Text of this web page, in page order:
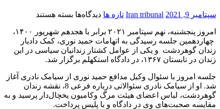
سپتامبر 9, 2021 Iran tribunal تازه ها دیدگاه‌ها برای
چهاردهمین
جلسه
دادگاه
حمید
بسته هستند
امروز پنجشنبه، نهم سپتامبر ۲۰۲١ برابر با هجدهم شهریور ۱۴۰۰،
چهاردهمین جلسه رسیدگی به اتهامات حمید نوری، کمک دادیار
زندان گوهردشت و یکی از عوامل کشتار زندانیان سیاسی در این
زندان در تابستان ۱۳۶۷، در دادگاه استكهلم برگزار شد.
جلسه امروز با سئوال وکیل مدافع حمید نوری از سیامک نادری آغاز
شد. او از سیامک نادری سئوالاتی درباره فرعی 8، نقشه زندان
گوهردشت، لباس اعضای هیئت مرگ وکامیون یخچال‌دار پرسید و به
مقایسه صحبت‌های وی در دادگاه و با پلیس پرداخت.